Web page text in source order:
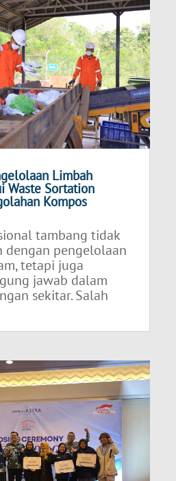
Limbah
Waste Sortation
Kompos
tambang tidak
dengan pengelolaan
tetapi juga
jawab dalam
sekitar. Salah